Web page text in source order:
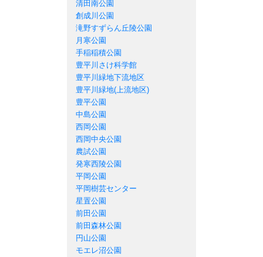
清田南公園
創成川公園
滝野すずらん丘陵公園
月寒公園
手稲稲積公園
豊平川さけ科学館
豊平川緑地下流地区
豊平川緑地(上流地区)
豊平公園
中島公園
西岡公園
西岡中央公園
農試公園
発寒西陵公園
平岡公園
平岡樹芸センター
星置公園
前田公園
前田森林公園
円山公園
モエレ沼公園